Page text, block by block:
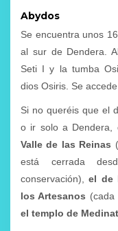
Abydos
Se encuentra unos
al sur de Dendera.
Seti I y la tumba
dios Osiris. Se
Si no queréis que el
o ir solo a Dendera,
Valle de las Reinas
está cerrada
conservación), el de
los Artesanos (cada
el templo de